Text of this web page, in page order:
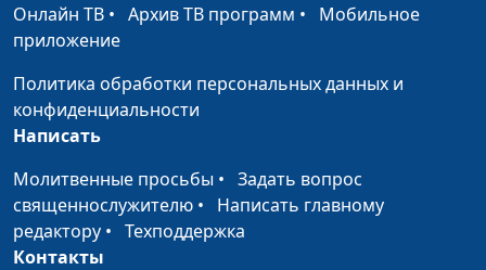
Почему Бог побуждает
молиться?
Ярослав Кныш
Бог - Друг в любых
обстоятельствах
Бог помогает даже в
тюрьме
Ярослав Кныш
Бог дает лучшее Кристина Иову
Онлайн ТВ • Архив ТВ программ • Мобильное
приложение
Политика обработки персональных данных и
конфиденциальности
Написать
Молитвенные просьбы • Задать вопрос
священнослужителю • Написать главному
редактору • Техподдержка
Контакты